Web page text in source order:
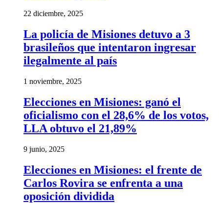
22 diciembre, 2025
La policía de Misiones detuvo a 3
brasileños que intentaron ingresar
ilegalmente al país
1 noviembre, 2025
Elecciones en Misiones: ganó el
oficialismo con el 28,6% de los votos,
LLA obtuvo el 21,89%
9 junio, 2025
Elecciones en Misiones: el frente de
Carlos Rovira se enfrenta a una
oposición dividida